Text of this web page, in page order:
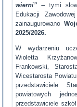
wierni”
– tymi
Edukacji
zainaugurowano
2025/2026.
W wydarzeniu
Wioletta
Frankowski,
Wicestarosta
przedstawiciele
powiatowych
przedstawiciele